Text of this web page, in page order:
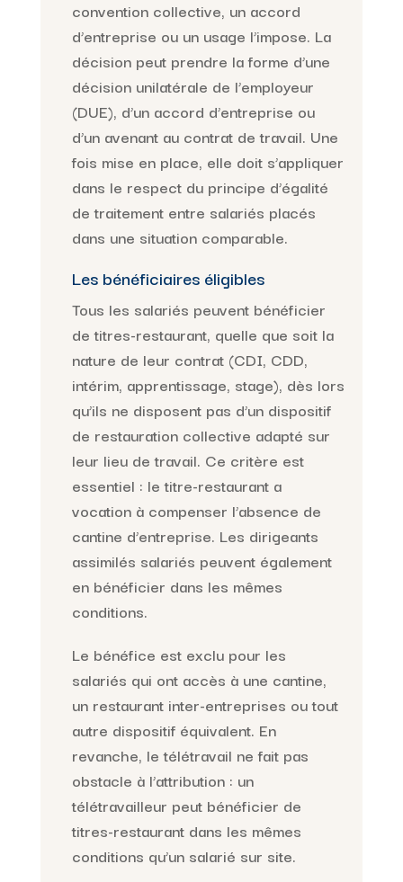
convention collective, un accord
d’entreprise ou un usage l’impose. La
décision peut prendre la forme d’une
décision unilatérale de l’employeur
(DUE), d’un accord d’entreprise ou
d’un avenant au contrat de travail. Une
fois mise en place, elle doit s’appliquer
dans le respect du principe d’égalité
de traitement entre salariés placés
dans une situation comparable.
Les bénéficiaires éligibles
Tous les salariés peuvent bénéficier
de titres-restaurant, quelle que soit la
nature de leur contrat (CDI, CDD,
intérim, apprentissage, stage), dès lors
qu’ils ne disposent pas d’un dispositif
de restauration collective adapté sur
leur lieu de travail. Ce critère est
essentiel : le titre-restaurant a
vocation à compenser l’absence de
cantine d’entreprise. Les dirigeants
assimilés salariés peuvent également
en bénéficier dans les mêmes
conditions.
Le bénéfice est exclu pour les
salariés qui ont accès à une cantine,
un restaurant inter-entreprises ou tout
autre dispositif équivalent. En
revanche, le télétravail ne fait pas
obstacle à l’attribution : un
télétravailleur peut bénéficier de
titres-restaurant dans les mêmes
conditions qu’un salarié sur site.